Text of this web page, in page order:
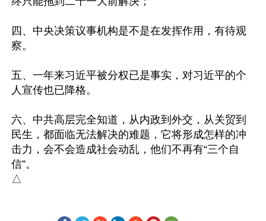
四、中央决策议事机构是不是在发挥作用，有待观
察。
五、一年来习近平被分权已是事实，对习近平的个
人宣传也已降格。
六、中共高层完全知道，从内政到外交，从关贸到
民生，都面临无法解决的难题，它将形成怎样的冲
击力，会不会造成社会动乱，他们不再有“三个自
信”。